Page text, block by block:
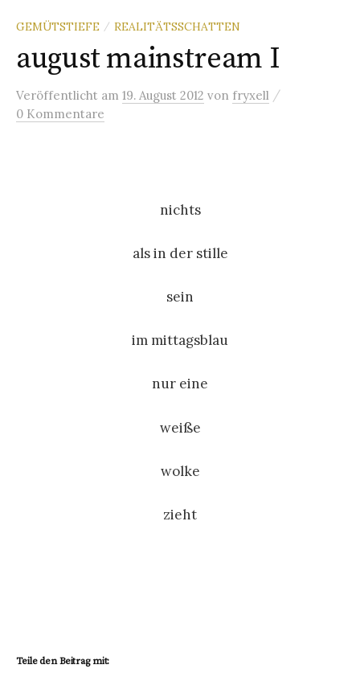
GEMÜTSTIEFE / REALITÄTSSCHATTEN
august mainstream I
Veröffentlicht am 19. August 2012 von fryxell /
0 Kommentare
nichts
als in der stille
sein
im mittagsblau
nur eine
weiße
wolke
zieht
Teile den Beitrag mit: